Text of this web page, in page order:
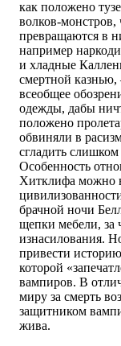
как положено
волков-
превращаются в
например
и хладные
смертной
всеобщее
одежды, дабы
положено
обвиняли в
сгладить
Особенность
Хитклифа можно
брачной ночи
щепки мебели, за
изнасилования.
привести
которой
вампиров. В
миру за смерть
защитником
жива.